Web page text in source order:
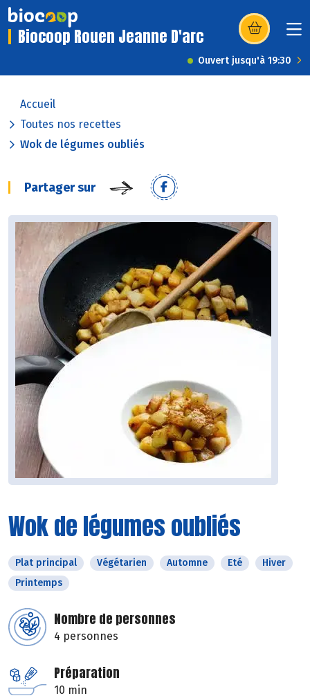
Biocoop Rouen Jeanne D'arc (s’ouvre dans
Ouvert jusqu'à 19:30
Accueil
Toutes nos recettes
Wok de légumes oubliés
Partager sur
Wok de légumes oubliés
Plat principal Végétarien Automne Eté
Hiver
Printemps
Nombre de personnes
4 personnes
Préparation
10 min